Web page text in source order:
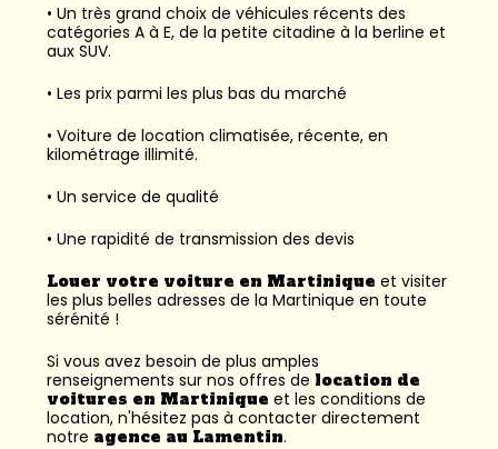
• Un très grand choix de véhicules récents des
catégories A à E, de la petite citadine à la berline et
aux SUV.
• Les prix parmi les plus bas du marché
• Voiture de location climatisée, récente, en
kilométrage illimité.
• Un service de qualité
• Une rapidité de transmission des devis
Louer votre voiture en Martinique et visiter
les plus belles adresses de la Martinique en toute
sérénité !
Si vous avez besoin de plus amples
renseignements sur nos offres de location de
voitures en Martinique et les conditions de
location, n'hésitez pas à contacter directement
notre agence au Lamentin.